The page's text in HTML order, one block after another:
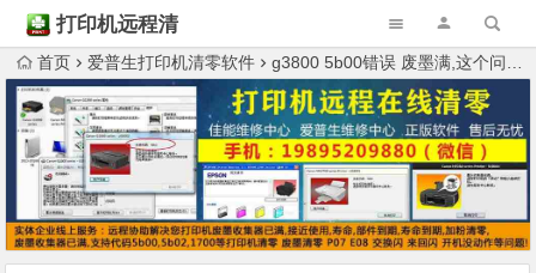
打印机远程清
零首页 爱普生打印机清零软件 g3800 5b00错误 废墨满,这个问题碰到的情况多不多？